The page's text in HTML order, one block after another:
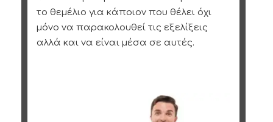
το θεμέλιο για κάποιον που θέλει όχι
μόνο να παρακολουθεί τις εξελίξεις
αλλά και να είναι μέσα σε αυτές.